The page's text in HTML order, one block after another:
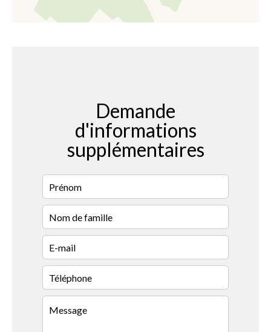
Demande
d'informations
supplémentaires